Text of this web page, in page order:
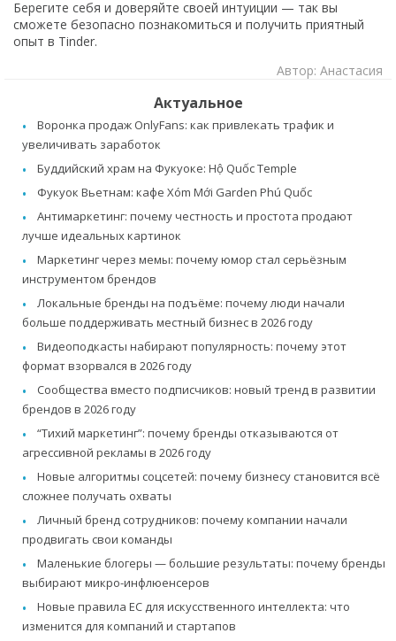
Берегите себя и доверяйте своей интуиции — так вы
сможете безопасно познакомиться и получить приятный
опыт в Tinder.
Автор: Анастасия
Актуальное
Воронка продаж OnlyFans: как привлекать трафик и
увеличивать заработок
Буддийский храм на Фукуоке: Hộ Quốc Temple
Фукуок Вьетнам: кафе Xóm Mới Garden Phú Quốc
Антимаркетинг: почему честность и простота продают
лучше идеальных картинок
Маркетинг через мемы: почему юмор стал серьёзным
инструментом брендов
Локальные бренды на подъёме: почему люди начали
больше поддерживать местный бизнес в 2026 году
Видеоподкасты набирают популярность: почему этот
формат взорвался в 2026 году
Сообщества вместо подписчиков: новый тренд в развитии
брендов в 2026 году
“Тихий маркетинг”: почему бренды отказываются от
агрессивной рекламы в 2026 году
Новые алгоритмы соцсетей: почему бизнесу становится всё
сложнее получать охваты
Личный бренд сотрудников: почему компании начали
продвигать свои команды
Маленькие блогеры — большие результаты: почему бренды
выбирают микро-инфлюенсеров
Новые правила ЕС для искусственного интеллекта: что
изменится для компаний и стартапов